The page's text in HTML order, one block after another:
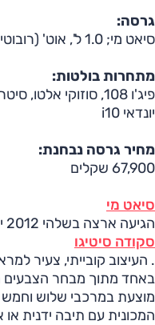
גרסה:
סיאט מי; 1.0 ל', אוט' (רובוטית), Style
מתחרות בולטות:
יונדאי i10
מחיר גרסה נבחנת:
67,900 שקלים
סיאט מי
הגיעה ארצה בשלהי 2012 יחד עם אחותה התאומה
סקודה סיטיגו
. העיצוב קובייתי, צעיר
באחד מתוך מבחר הצבעים
מוצעת במרכבי שלוש וחמש
המכונית עם תיבה ידנית או